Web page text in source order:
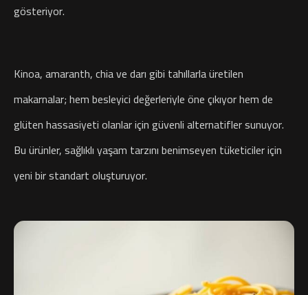
gösteriyor.
Kinoa, amaranth, chia ve darı gibi tahıllarla üretilen
makarnalar; hem besleyici değerleriyle öne çıkıyor hem de
glüten hassasiyeti olanlar için güvenli alternatifler sunuyor.
Bu ürünler, sağlıklı yaşam tarzını benimseyen tüketiciler için
yeni bir standart oluşturuyor.